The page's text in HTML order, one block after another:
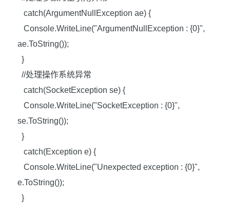
catch(ArgumentNullException ae) {
Console.WriteLine("ArgumentNullException : {0}",
ae.ToString());
}
//处理操作系统异常
catch(SocketException se) {
Console.WriteLine("SocketException : {0}",
se.ToString());
}
catch(Exception e) {
Console.WriteLine("Unexpected exception : {0}",
e.ToString());
}